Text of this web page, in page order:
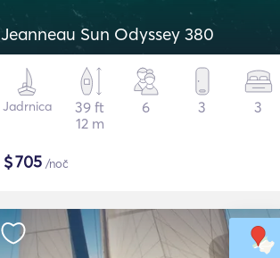
Jeanneau Sun Odyssey 380
Jadrnica
39 ft
12 m
6 3 3
$705 /noč